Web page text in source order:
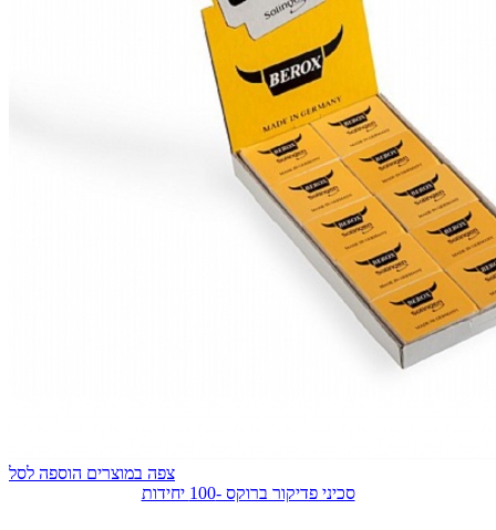
צפה במוצרים הוספה לסל
סכיני פדיקור ברוקס -100 יחידות